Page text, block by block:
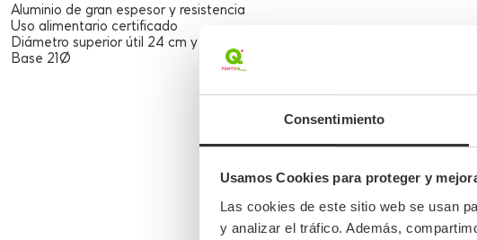
Consentimiento
Usamos Cookies para proteger y
Las cookies de este sitio web se usan
y analizar el tráfico. Además,
Aluminio de gran espesor y resistencia
Uso alimentario certificado
Diámetro superior útil 24 cm y altura de 4 cm
Base 21Ø